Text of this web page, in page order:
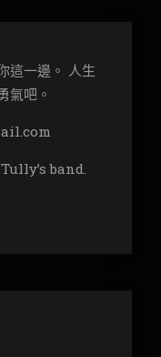
這一邊。 人生
氣吧。
band.